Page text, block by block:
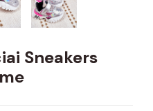
Sneakers